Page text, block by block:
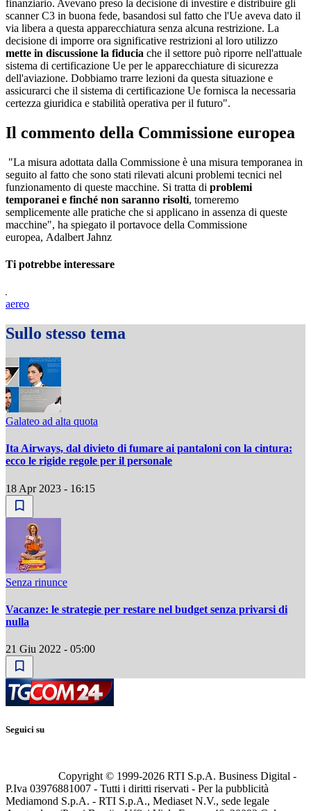
finanziario. Avevano preso la decisione di investire e distribuire gli
scanner C3 in buona fede, basandosi sul fatto che l'Ue aveva dato il
via libera a questa apparecchiatura senza alcuna restrizione. La
decisione di imporre ora significative restrizioni al loro utilizzo
mette in discussione la fiducia che il settore può riporre nell'attuale
sistema di certificazione Ue per le apparecchiature di sicurezza
dell'aviazione. Dobbiamo trarre lezioni da questa situazione e
assicurarci che il sistema di certificazione Ue fornisca la necessaria
certezza giuridica e stabilità operativa per il futuro".
Il commento della Commissione europea
"La misura adottata dalla Commissione è una misura temporanea in
seguito al fatto che sono stati rilevati alcuni problemi tecnici nel
funzionamento di queste macchine. Si tratta di problemi
temporanei e finché non saranno risolti, torneremo
semplicemente alle pratiche che si applicano in assenza di queste
macchine", ha spiegato il portavoce della Commissione
europea, Adalbert Jahnz
Ti potrebbe interessare
aereo
Sullo stesso tema
Galateo ad alta quota
Ita Airways, dal divieto di fumare ai pantaloni con la cintura:
ecco le rigide regole per il personale
18 Apr 2023 - 16:15
Senza rinunce
Vacanze: le strategie per restare nel budget senza privarsi di
nulla
21 Giu 2022 - 05:00
Seguici su
Copyright © 1999-2026 RTI S.p.A. Business Digital -
P.Iva 03976881007 - Tutti i diritti riservati - Per la pubblicità
Mediamond S.p.A. - RTI S.p.A., Mediaset N.V., sede legale